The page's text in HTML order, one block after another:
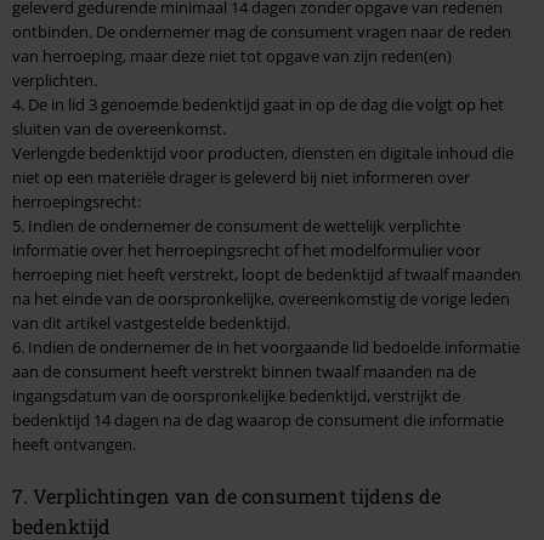
geleverd gedurende minimaal 14 dagen zonder opgave van redenen
ontbinden. De ondernemer mag de consument vragen naar de reden
van herroeping, maar deze niet tot opgave van zijn reden(en)
verplichten.
4. De in lid 3 genoemde bedenktijd gaat in op de dag die volgt op het
sluiten van de overeenkomst.
Verlengde bedenktijd voor producten, diensten en digitale inhoud die
niet op een materiële drager is geleverd bij niet informeren over
herroepingsrecht:
5. Indien de ondernemer de consument de wettelijk verplichte
informatie over het herroepingsrecht of het modelformulier voor
herroeping niet heeft verstrekt, loopt de bedenktijd af twaalf maanden
na het einde van de oorspronkelijke, overeenkomstig de vorige leden
van dit artikel vastgestelde bedenktijd.
6. Indien de ondernemer de in het voorgaande lid bedoelde informatie
aan de consument heeft verstrekt binnen twaalf maanden na de
ingangsdatum van de oorspronkelijke bedenktijd, verstrijkt de
bedenktijd 14 dagen na de dag waarop de consument die informatie
heeft ontvangen.
7. Verplichtingen van de consument tijdens de
bedenktijd